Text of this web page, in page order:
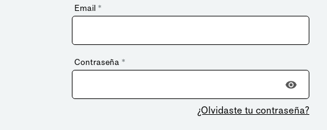
Email *
Contraseña *
¿Olvidaste tu contraseña?